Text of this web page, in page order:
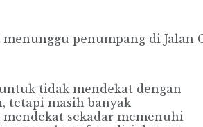
penumpang di Jalan
tidak mendekat dengan
tetapi masih banyak
sekadar memenuhi